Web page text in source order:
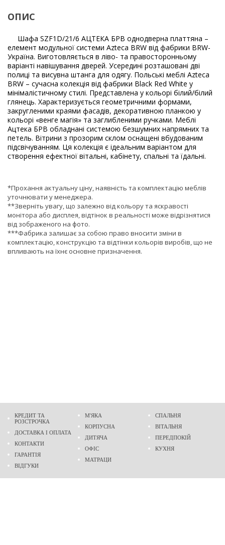
ОПИС
Шафа SZF1D/21/6 АЦТЕКА БРВ однодверна платтяна –
елемент модульної системи Azteca BRW від фабрики BRW-
Україна. Виготовляється в ліво- та правосторонньому
варіанті навішування дверей. Усередині розташовані дві
полиці та висувна штанга для одягу. Польські меблі Azteca
BRW – сучасна колекція від фабрики Black Red White у
мінімалістичному стилі. Представлена у кольорі білий/білий
глянець. Характеризується геометричними формами,
закругленими краями фасадів, декоративною планкою у
кольорі «венге магія» та заглибленими ручками. Меблі
Ацтека БРВ обладнані системою безшумних напрямних та
петель. Вітрини з прозорим склом оснащені вбудованим
підсвічуванням. Ця колекція є ідеальним варіантом для
створення ефектної вітальні, кабінету, спальні та їдальні.
*Прохання актуальну ціну, наявність та комплектацію меблів
уточнювати у менеджера.
**Зверніть увагу, що залежно від кольору та яскравості
монітора або дисплея, відтінок в реальності може відрізнятися
від зображеного на фото.
***Фабрика залишає за собою право вносити зміни в
комплектацію, конструкцію та відтінки кольорів виробів, що не
впливають на їхнє основне призначення.
КРЕДИТ ТА
РОЗСТРОЧКА
ДОСТАВКА І ОПЛАТА
КОНТАКТИ
ГАРАНТІЯ
ВІДГУКИ
М'ЯКА
КОРПУСНА
ДИТЯЧА
ОФІС
МАТРАЦИ
СПАЛЬНЯ
ВІТАЛЬНЯ
ПЕРЕДПОКІЙ
КУХНЯ